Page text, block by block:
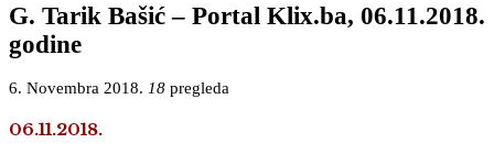
G. Tarik Bašić – Portal Klix.ba, 06.11.2018.
godine
6. Novembra 2018. 18 pregleda
06.11.2018.